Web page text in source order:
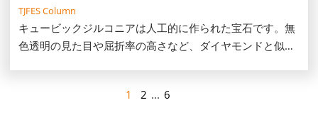
TJFES Column
キュービックジルコニアは人工的に作られた宝石です。無
色透明の見た目や屈折率の高さなど、ダイヤモンドと似た
1 2 ... 6